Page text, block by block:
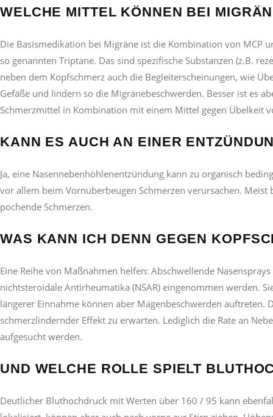
WELCHE MITTEL KÖNNEN BEI
Die Basismedikation bei Migräne ist die Kombination von MCP
so genannten Triptane. Das sind spezifische Substanzen (z.B.
neben dem Kopfschmerz auch die Begleiterscheinungen, wie
Gefäße und lindern so die Migränebeschwerden. Besser ist es
Schmerzmittel in Kombination mit einem Mittel gegen Übelkeit
KANN ES AUCH AN EINER
Ja, eine Nasennebenhöhlenentzündung kann zu organisch
vor allem beim Vornüberbeugen Schmerzen verursachen.
pochende Schmerzen.
WAS KANN ICH DENN GEGEN
Eine Reihe von Maßnahmen helfen: Abschwellende
nichtsteroidale Antirheumatika (NSAR) eingenommen werden.
längerer Einnahme können aber Magenbeschwerden
schmerzlindernder Effekt zu erwarten. Lediglich die Rate an
aufgesucht werden.
UND WELCHE ROLLE SPIELT
Deutlicher Bluthochdruck mit Werten über 160 / 95 kann